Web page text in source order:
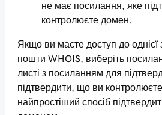
не має посилання, яке
контролюєте домен.
Якщо ви маєте доступ до однієї
пошти WHOIS, виберіть
листі з посиланням для
підтвердити, що ви
найпростіший спосіб